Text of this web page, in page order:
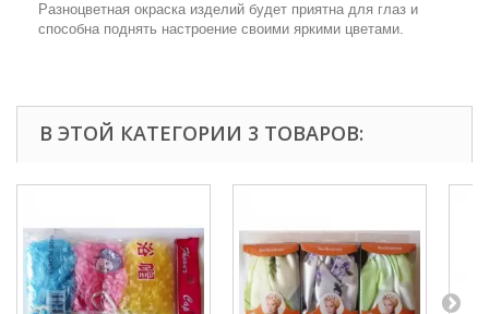
Разноцветная окраска изделий будет приятна для глаз и
способна поднять настроение своими яркими цветами.
В ЭТОЙ КАТЕГОРИИ 3 ТОВАРОВ: